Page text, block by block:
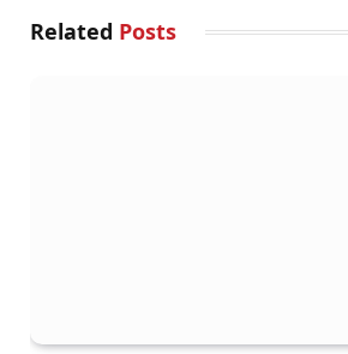
Related Posts